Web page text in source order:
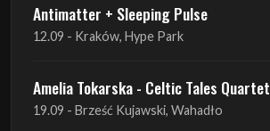
Antimatter + Sleeping Pulse
12.09 - Kraków, Hype Park
Amelia Tokarska - Celtic Tales Quartet
19.09 - Brześć Kujawski, Wahadło